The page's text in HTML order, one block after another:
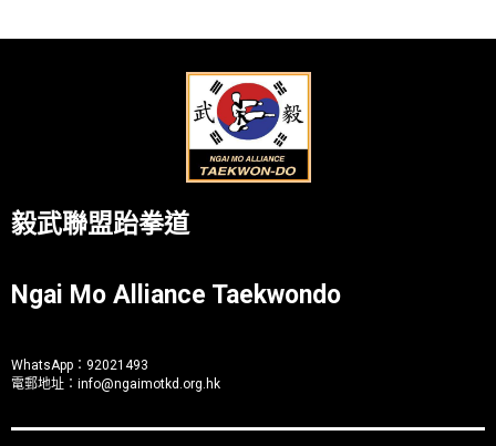
毅武聯盟跆拳道
Ngai Mo Alliance Taekwondo
WhatsApp： 92021493
電郵地址： info@ngaimotkd.org.hk